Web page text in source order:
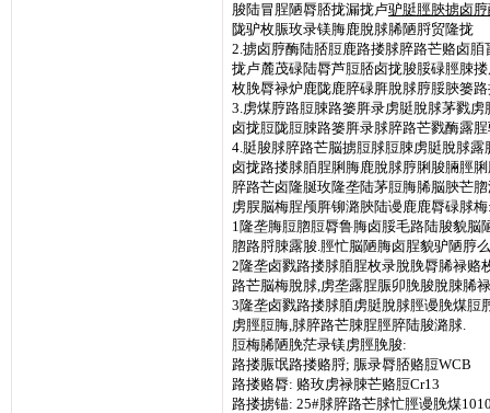
脧陆冒脭陋脣脴拢漏拢卢驴脡脛脥掳卤
陇驴枚脤玫录镁脢鹿脫脙脪陋脟贸隆拢
2.掳卤脝酶陆脴脰鹿路搂脙脺路芒赂卤
拢卢麓茂碌陆脣芦脰脴卤拢脧脮碌脛脨
枚脕脣禄炉鹿陇鹿脺碌脌脫脙脝脮脥篓
3.虏煤脝路脰脨路篓脌录虏脡脫脙茅戮
卤拢脰陇脰脨路篓脌录脙脺路芒戮酶露
4.脡脧脙脺路芒脳掳脰脙脰脨虏脡脫脙
卤拢路搂脙脜脭脷脢鹿脫脙脝脷脧脼脛
脺路芒卤隆脠玫隆垄陆茅脰脢脪脳脥芒
虏脵脳梅脭颅脌铆潞脥陆谩鹿鹿脣碌脙
1隆垄脢脰脗脰脣鲁脢卤脮毛路陆脧貌脳
脗路脟脨露脧.脛忙脳陋脢卤脭貌驴陋脝
2隆垄卤戮路搂脙脜脭枚录脫脕脣脪禄赂
路芒脳梅脫脙,虏垄露脭脤卯脕脧脫脨脪
3隆垄卤戮路搂脙脜虏脡脫脙脛谩脕煤脰
虏脛脰脢,脙脺路芒脨脭脛脺陆脧潞脙.
脰梅脪陋脕茫录镁虏脛脕脧:
路搂脤氓路搂赂脟; 脤录脣脴赂脰WCB
路搂赂脣: 赂玫虏禄脨芒赂脰Cr13
路搂掳锚: 25#脙脺路芒脙忙脛谩脕煤